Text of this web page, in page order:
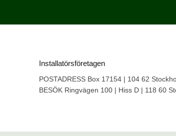
Installatörsföretagen
POSTADRESS Box 17154 | 104 62
BESÖK Ringvägen 100 | Hiss D | 118 60